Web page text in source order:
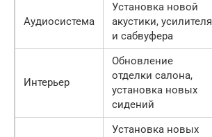
Аудиосистема
Установка новой
акустики, усилителя
и сабвуфера
Интерьер
Обновление
отделки салона,
установка новых
сидений
Установка новых